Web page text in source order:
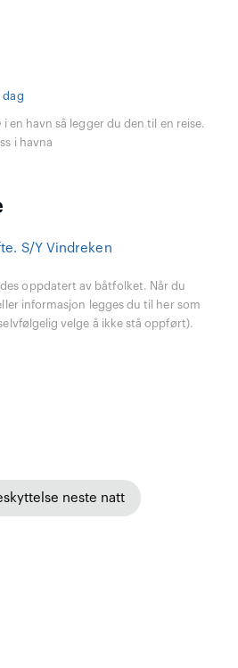
dag
i en havn så legger du den til en reise.
i havna
S/Y Vindreken
oppdatert av båtfolket. Når du
informasjon legges du til her som
velge å ikke stå oppført).
neste natt